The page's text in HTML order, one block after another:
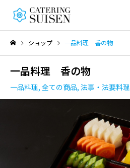
ショップ 一品料理 香の物
一品料理 香の物
一品料理, 全ての商品, 法事・法要料理